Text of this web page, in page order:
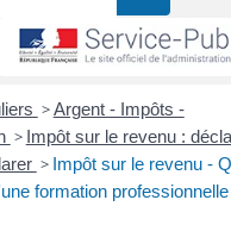
>Argent - Impôts -
> Impôt sur le revenu :
> Impôt sur le revenu -
formation